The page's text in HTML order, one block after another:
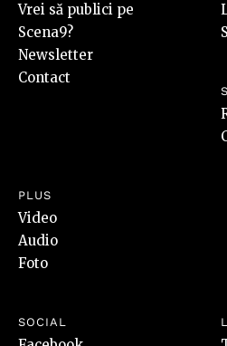
Vrei să publici pe
Scena9?
Newsletter
Contact
PLUS
Video
Audio
Foto
SOCIAL